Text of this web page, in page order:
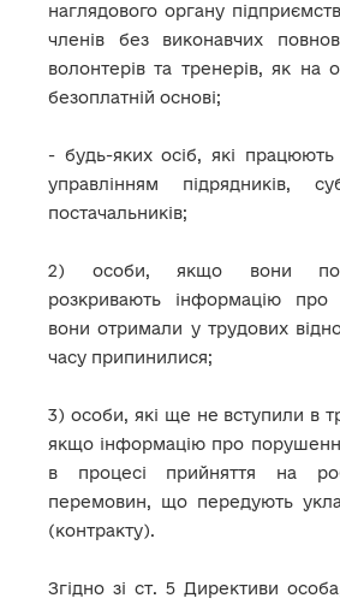
наглядового органу
членів без виконавчих
волонтерів та тренерів, як на
безоплатній основі;
- будь-яких осіб, які
управлінням підрядників,
постачальників;
2) особи, якщо вони
розкривають інформацію
вони отримали у трудових
часу припинилися;
3) особи, які ще не вступили в
якщо інформацію про
в процесі прийняття на
перемовин, що передують
(контракту).
Згідно зі ст. 5 Директиви